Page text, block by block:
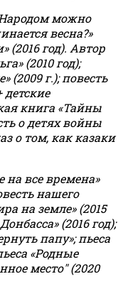
можно
весна?»
(2016 год). Автор
(2010 год);
(2009 г.); повесть
книга «Тайны
о детях войны
о том, как казаки
на все времена»
нашего
на земле» (2015
(2016 год);
папу»; пьеса
«Родные
место" (2020